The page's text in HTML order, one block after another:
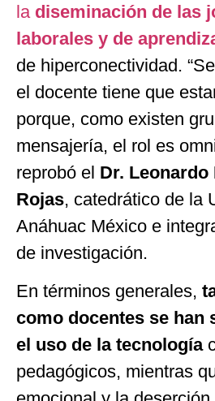
la diseminación de las
laborales y de
de hiperconectividad.
el docente tiene que
porque, como existen
mensajería, el rol es
reprobó el Dr. Leonardo
Rojas, catedrático de la
Anáhuac México e
de investigación.
En términos generales,
como docentes se han
el uso de la tecnología
pedagógicos, mientras